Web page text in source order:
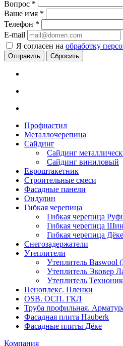
Вопрос *
Ваше имя *
Телефон *
E-mail
Я согласен на обработку
Сбросить
Профнастил
Металлочерепица
Сайдинг
Сайдинг
Сайдинг виниловый
Евроштакетник
Строительные смеси
Фасадные панели
Ондулин
Гибкая черепица
Гибкая черепица
Гибкая черепица
Гибкая черепица Дёке
Снегозадержатели
Утеплители
Утеплитель Baswool
Утеплитель Эковер
Утеплитель
Пеноплекс. Пленки
OSB. ОСП. ГКЛ
Труба профильная.
Фасадная плита Hauberk
Фасадные плиты Дёке
Компания